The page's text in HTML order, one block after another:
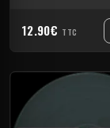
12.90€ TTC